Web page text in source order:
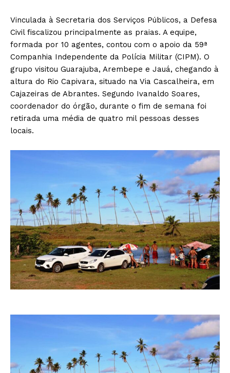
Vinculada à Secretaria dos Serviços Públicos, a Defesa
Civil fiscalizou principalmente as praias. A equipe,
formada por 10 agentes, contou com o apoio da 59ª
Companhia Independente da Polícia Militar (CIPM). O
grupo visitou Guarajuba, Arembepe e Jauá, chegando à
altura do Rio Capivara, situado na Via Cascalheira, em
Cajazeiras de Abrantes. Segundo Ivanaldo Soares,
coordenador do órgão, durante o fim de semana foi
retirada uma média de quatro mil pessoas desses
locais.